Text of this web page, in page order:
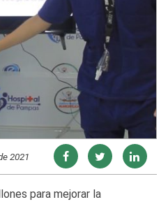
2021
para mejorar la